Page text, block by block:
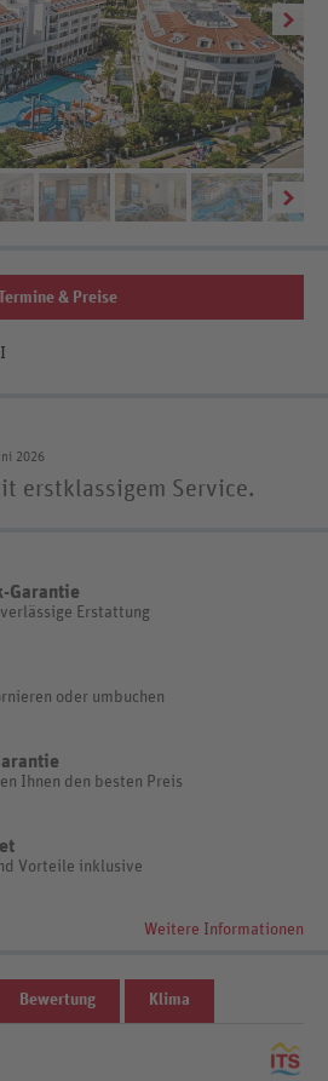
Termine & Preise
2026
erstklassigem Service.
Garantie
Erstattung
oder umbuchen
Ihnen den besten Preis
Vorteile inklusive
Weitere Informationen
Bewertung Klima